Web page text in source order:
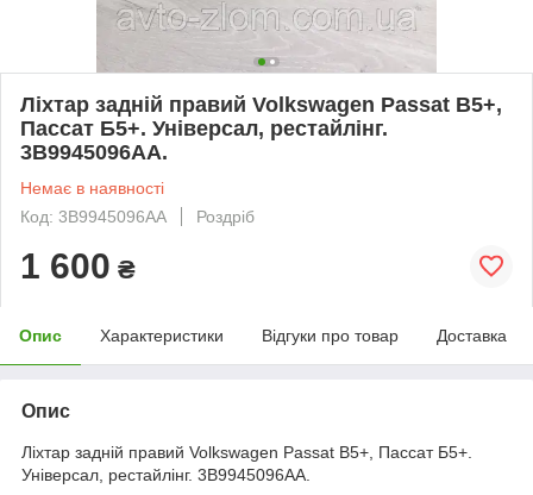
Ліхтар задній правий Volkswagen Passat B5+,
Пассат Б5+. Універсал, рестайлінг.
3B9945096AA.
Немає в наявності
Код: 3B9945096AA
Роздріб
1 600 ₴
Опис Характеристики Відгуки про товар Доставка
Опис
Ліхтар задній правий Volkswagen Passat B5+, Пассат Б5+.
Універсал, рестайлінг. 3B9945096AA.